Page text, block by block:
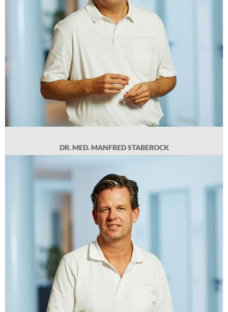
DR. MED. MANFRED STABEROCK
von 1991 bis 2003, Praxiseintritt 2003.
DR. MED. CARSTEN BRAUL
Geb. 1969 in Northeim, 1991 bis 1998 Medizinstudium in Bonn, Promotion im
Bereich Neurologie, Facharztausbildung Innere Medizin und Kardiologie 2002
bis 2007 Herz- und Gefäßzentrum Siegburg, 2008 bis 2010 Herz- und
Gefäßzentrum St. Petrus Krankenhaus Bonn, Praxiseintritt 2011.
Mechernich
Downloads